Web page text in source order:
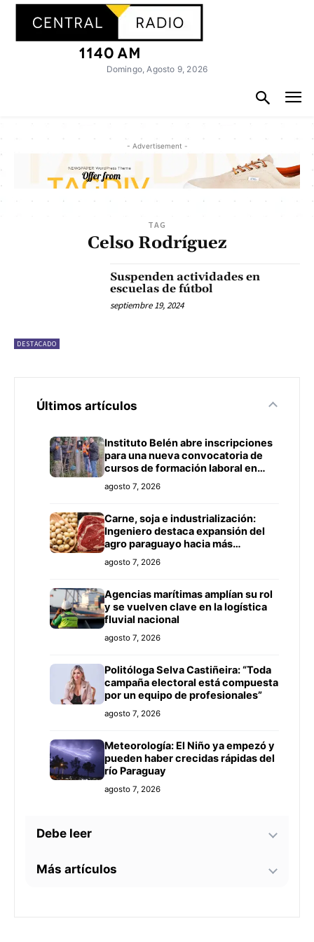
Domingo, Agosto 9, 2026
- Advertisement -
TAG
Celso Rodríguez
DESTACADO
Suspenden actividades en
escuelas de fútbol
septiembre 19, 2024
Últimos artículos
Instituto Belén abre inscripciones
para una nueva convocatoria de
cursos de formación laboral en
Concepción
agosto 7, 2026
Carne, soja e industrialización:
Ingeniero destaca expansión del
agro paraguayo hacia más
mercados
agosto 7, 2026
Agencias marítimas amplían su rol
y se vuelven clave en la logística
fluvial nacional
agosto 7, 2026
Politóloga Selva Castiñeira: “Toda
campaña electoral está compuesta
por un equipo de profesionales”
agosto 7, 2026
Meteorología: El Niño ya empezó y
pueden haber crecidas rápidas del
río Paraguay
agosto 7, 2026
Debe leer
Tecnología y BIM ganan terreno en
Más artículos